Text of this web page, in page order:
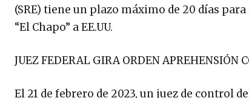
(SRE) tiene un plazo máximo de 20 días
“El Chapo” a EE.UU.
JUEZ FEDERAL GIRA ORDEN APREHENSIÓN
El 21 de febrero de 2023, un juez de control